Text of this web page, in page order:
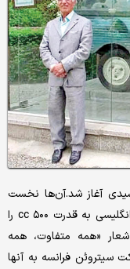
ماجراجو از سال ۱۳۳۳ خورشیدی آغاز شد.آن‌ها نخست
یک سفر هفت ساله با موتورسیکلت «ماچلس» انگلیسی به قدرت cc ۵۰۰ را
«همه متفاوت، همه
سیتروئن فرانسه به آنها